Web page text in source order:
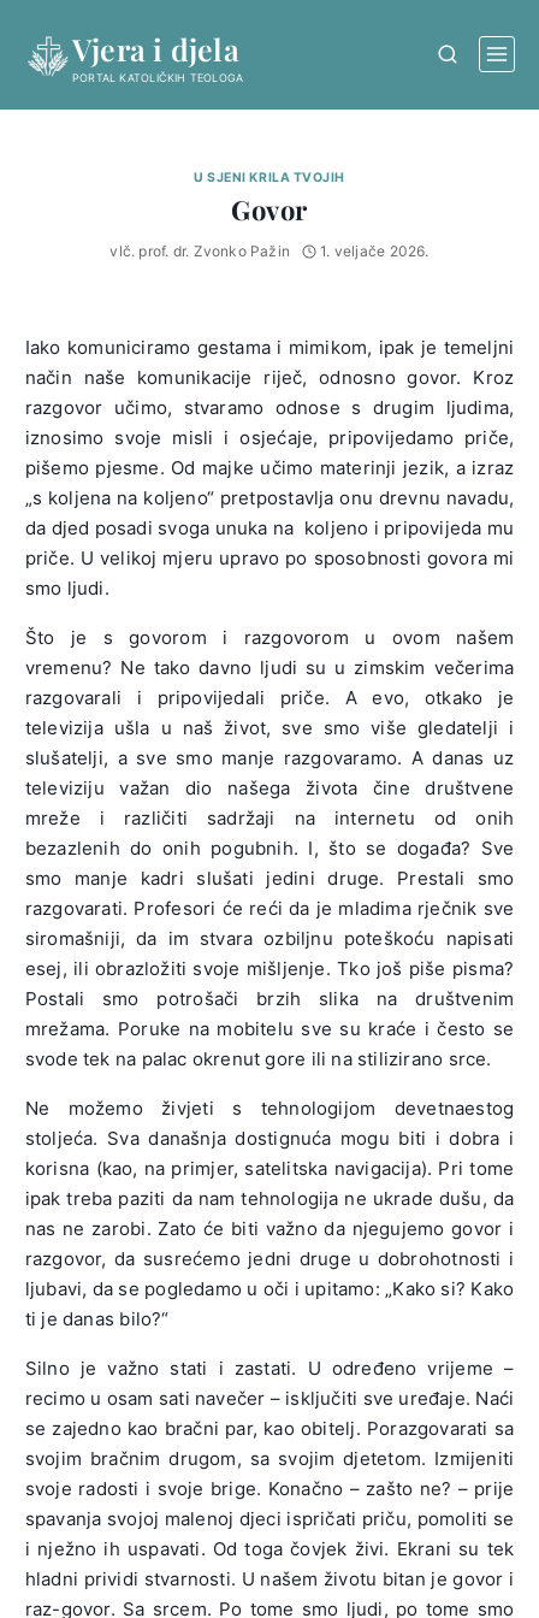
content
Vjera i djela
PORTAL KATOLIČKIH TEOLOGA
U SJENI KRILA TVOJIH
Govor
vlč. prof. dr. Zvonko Pažin 1. veljače 2026.
Iako komuniciramo gestama i mimikom, ipak je temeljni
način naše komunikacije riječ, odnosno govor. Kroz
razgovor učimo, stvaramo odnose s drugim ljudima,
iznosimo svoje misli i osjećaje, pripovijedamo priče,
pišemo pjesme. Od majke učimo materinji jezik, a izraz
„s koljena na koljeno“ pretpostavlja onu drevnu navadu,
da djed posadi svoga unuka na koljeno i pripovijeda mu
priče. U velikoj mjeru upravo po sposobnosti govora mi
smo ljudi.
Što je s govorom i razgovorom u ovom našem
vremenu? Ne tako davno ljudi su u zimskim večerima
razgovarali i pripovijedali priče. A evo, otkako je
televizija ušla u naš život, sve smo više gledatelji i
slušatelji, a sve smo manje razgovaramo. A danas uz
televiziju važan dio našega života čine društvene
mreže i različiti sadržaji na internetu od onih
bezazlenih do onih pogubnih. I, što se događa? Sve
smo manje kadri slušati jedini druge. Prestali smo
razgovarati. Profesori će reći da je mladima rječnik sve
siromašniji, da im stvara ozbiljnu poteškoću napisati
esej, ili obrazložiti svoje mišljenje. Tko još piše pisma?
Postali smo potrošači brzih slika na društvenim
mrežama. Poruke na mobitelu sve su kraće i često se
svode tek na palac okrenut gore ili na stilizirano srce.
Ne možemo živjeti s tehnologijom devetnaestog
stoljeća. Sva današnja dostignuća mogu biti i dobra i
korisna (kao, na primjer, satelitska navigacija). Pri tome
ipak treba paziti da nam tehnologija ne ukrade dušu, da
nas ne zarobi. Zato će biti važno da njegujemo govor i
razgovor, da susrećemo jedni druge u dobrohotnosti i
ljubavi, da se pogledamo u oči i upitamo: „Kako si? Kako
ti je danas bilo?“
Silno je važno stati i zastati. U određeno vrijeme –
recimo u osam sati navečer – isključiti sve uređaje. Naći
se zajedno kao bračni par, kao obitelj. Porazgovarati sa
svojim bračnim drugom, sa svojim djetetom. Izmijeniti
svoje radosti i svoje brige. Konačno – zašto ne? – prije
spavanja svojoj malenoj djeci ispričati priču, pomoliti se
i nježno ih uspavati. Od toga čovjek živi. Ekrani su tek
hladni prividi stvarnosti. U našem životu bitan je govor i
raz-govor. Sa srcem. Po tome smo ljudi, po tome smo